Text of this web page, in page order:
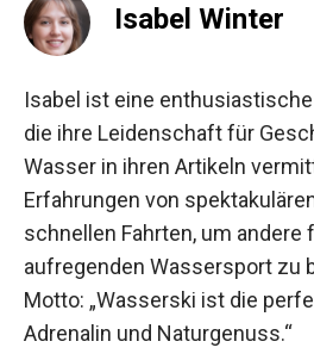
Isabel Winter
Isabel ist eine
die ihre Leidenschaft für
Wasser in ihren Artikeln
Erfahrungen von
schnellen Fahrten, um andere
aufregenden Wassersport zu
Motto: „Wasserski ist die
Adrenalin und Naturgenuss.“